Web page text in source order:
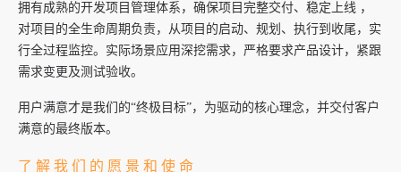
拥有成熟的开发项目管理体系，确保项目完整交付、稳定上线 ，
对项目的全生命周期负责，从项目的启动、规划、执行到收尾，实
行全过程监控。实际场景应用深挖需求，严格要求产品设计，紧跟
需求变更及测试验收。
用户满意才是我们的“终极目标”，为驱动的核心理念，并交付客户
满意的最终版本。
了 解 我 们 的 愿 景 和 使 命